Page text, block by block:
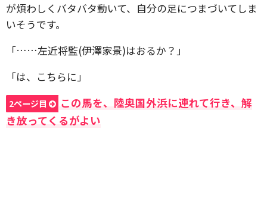
が煩わしくバタバタ動いて、自分の足につまづいてしま
いそうです。
「……左近将監(伊澤家景)はおるか？」
「は、こちらに」
2ページ目
この馬を、陸奥国外浜に連れて行き、解
き放ってくるがよい